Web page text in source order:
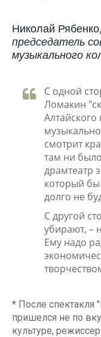
Николай Рябенко,
председатель
музыкального
С одной
Ломакин
Алтайского
смотрит
там ни
драмтеатр
который бы
долго не
С другой
убирают, –
Ему надо
* После спектакля
пришелся не по
культуре,